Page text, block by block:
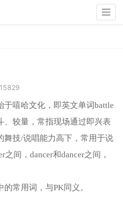
于嘻哈文化，即英文单词battle
、较量，常指现场通过即兴表
舞技/说唱能力高下，常用于说
之间，dancer和dancer之间，
常用词，与PK同义。